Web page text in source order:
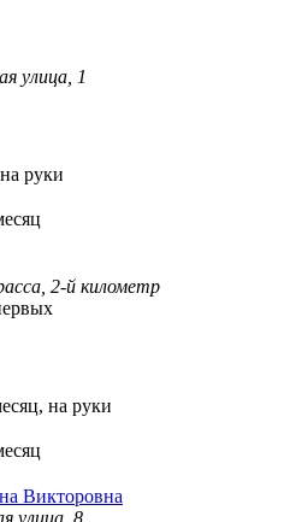
улица, 1
на руки
2-й километр
на руки
Викторовна